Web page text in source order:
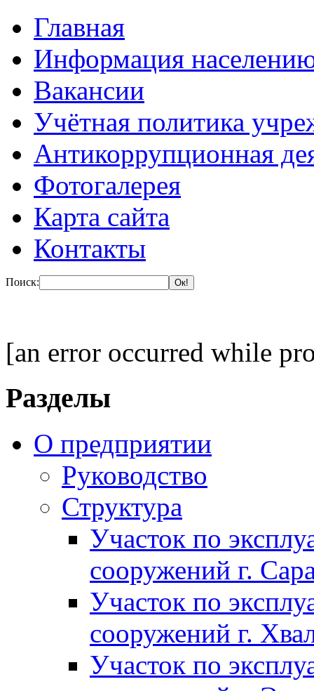
Главная
Информация
Вакансии
Учётная политика
Антикоррупционная
Фотогалерея
Карта сайта
Контакты
Поиск:
[an error occurred while
Разделы
О предприятии
Руководство
Структура
Участок по
сооружений г.
Участок по
сооружений г.
Участок по